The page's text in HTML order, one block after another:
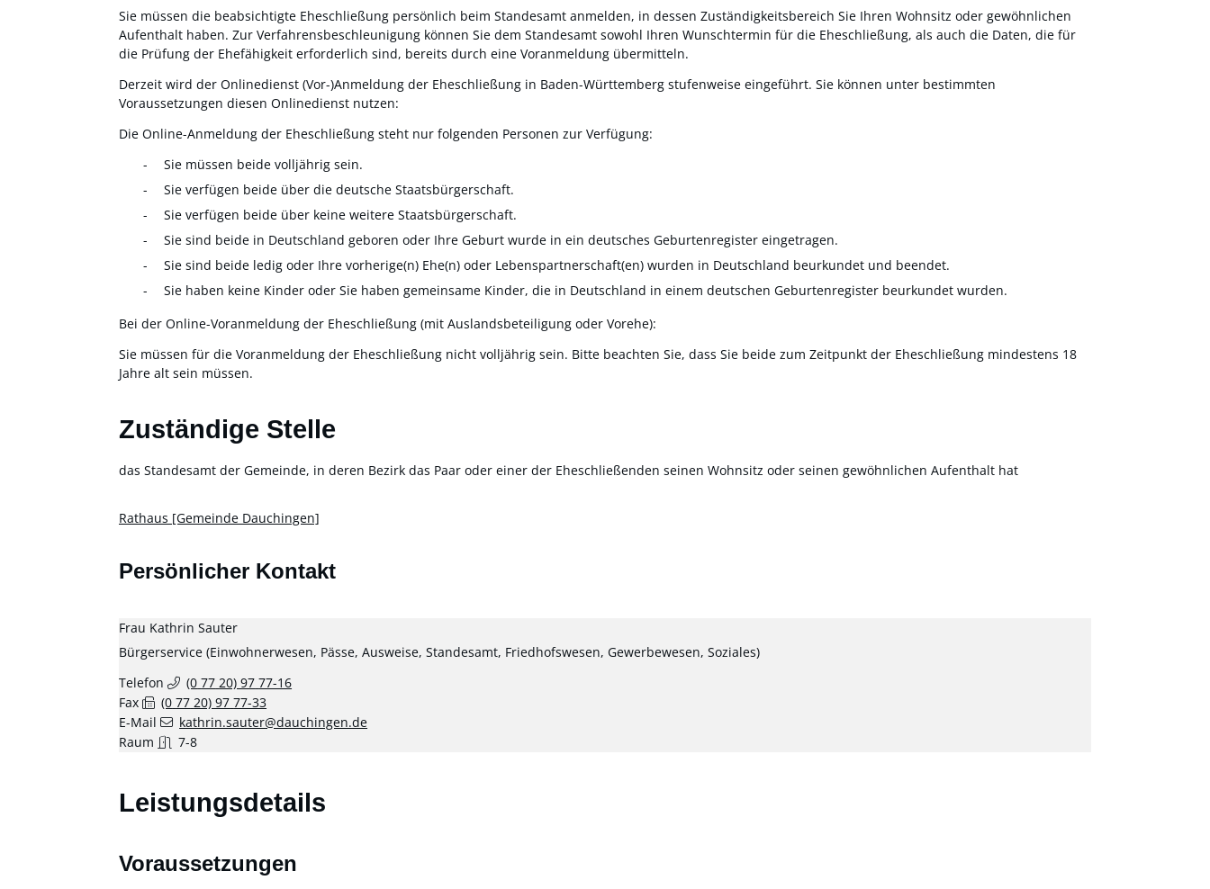
Sie müssen die beabsichtigte Eheschließung persönlich beim Standesamt anmelden, in dessen Zuständigkeitsbereich Sie Ihren Wohnsitz oder gewöhnlichen
Aufenthalt haben. Zur Verfahrensbeschleunigung können Sie dem Standesamt sowohl Ihren Wunschtermin für die Eheschließung, als auch die Daten, die für
die Prüfung der Ehefähigkeit erforderlich sind, bereits durch eine Voranmeldung übermitteln.
Derzeit wird der Onlinedienst (Vor-)Anmeldung der Eheschließung in Baden-Württemberg stufenweise eingeführt. Sie können unter bestimmten
Voraussetzungen diesen Onlinedienst nutzen:
Die Online-Anmeldung der Eheschließung steht nur folgenden Personen zur Verfügung:
Sie müssen beide volljährig sein.
Sie verfügen beide über die deutsche Staatsbürgerschaft.
Sie verfügen beide über keine weitere Staatsbürgerschaft.
Sie sind beide in Deutschland geboren oder Ihre Geburt wurde in ein deutsches Geburtenregister eingetragen.
Sie sind beide ledig oder Ihre vorherige(n) Ehe(n) oder Lebenspartnerschaft(en) wurden in Deutschland beurkundet und beendet.
Sie haben keine Kinder oder Sie haben gemeinsame Kinder, die in Deutschland in einem deutschen Geburtenregister beurkundet wurden.
Bei der Online-Voranmeldung der Eheschließung (mit Auslandsbeteiligung oder Vorehe):
Sie müssen für die Voranmeldung der Eheschließung nicht volljährig sein. Bitte beachten Sie, dass Sie beide zum Zeitpunkt der Eheschließung mindestens 18
Jahre alt sein müssen.
Zuständige Stelle
das Standesamt der Gemeinde, in deren Bezirk das Paar oder einer der Eheschließenden seinen Wohnsitz oder seinen gewöhnlichen Aufenthalt hat
Rathaus [Gemeinde Dauchingen]
Persönlicher Kontakt
Frau Kathrin Sauter
Bürgerservice (Einwohnerwesen, Pässe, Ausweise, Standesamt, Friedhofswesen, Gewerbewesen, Soziales)
Telefon
(0 77 20) 97 77-16
Fax
(0 77 20) 97 77-33
E-Mail
kathrin.sauter@dauchingen.de
Raum
7-8
Leistungsdetails
Voraussetzungen